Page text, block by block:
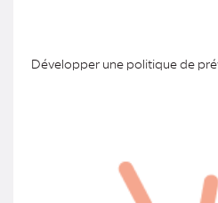
Développer une politique de